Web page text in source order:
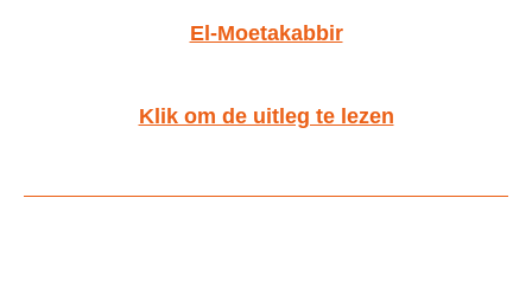
El-Moetakabbir
Klik om de uitleg te lezen